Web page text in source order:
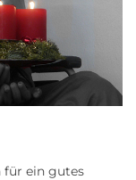
für ein gutes